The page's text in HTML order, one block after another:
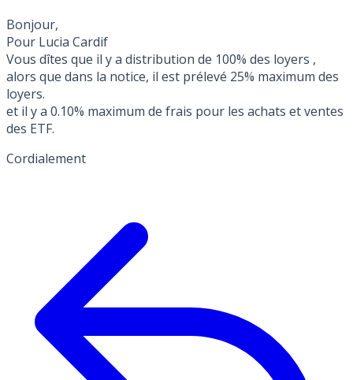
Bonjour,
Pour Lucia Cardif
Vous dîtes que il y a distribution de 100% des loyers ,
alors que dans la notice, il est prélevé 25% maximum des
loyers.
et il y a 0.10% maximum de frais pour les achats et ventes
des ETF.
Cordialement